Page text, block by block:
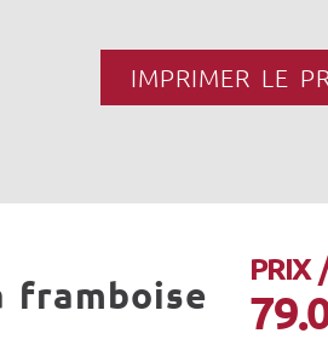
IMPRIMER LE
framboise
PRIX